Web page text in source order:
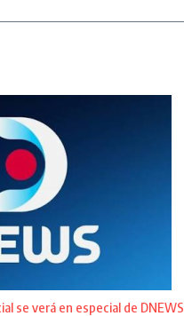
se verá en especial de DNEWS